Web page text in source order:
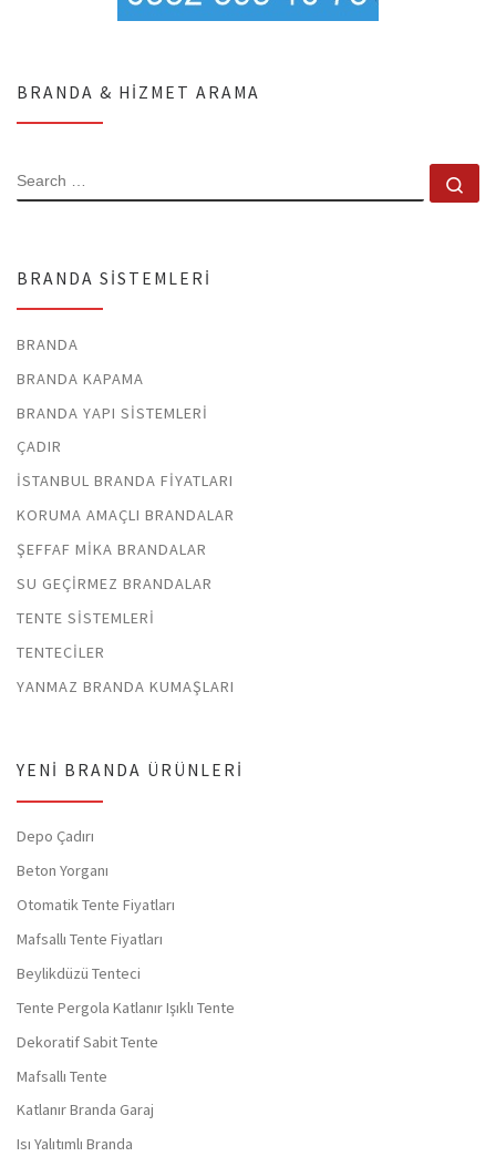
BRANDA & HIZMET ARAMA
SEARCH
BRANDA SISTEMLERI
BRANDA
BRANDA KAPAMA
BRANDA YAPI SISTEMLERI
ÇADIR
İSTANBUL BRANDA FIYATLARI
KORUMA AMAÇLI BRANDALAR
ŞEFFAF MIKA BRANDALAR
SU GEÇIRMEZ BRANDALAR
TENTE SISTEMLERI
TENTECILER
YANMAZ BRANDA KUMAŞLARI
YENI BRANDA ÜRÜNLERI
Depo Çadırı
Beton Yorganı
Otomatik Tente Fiyatları
Mafsallı Tente Fiyatları
Beylikdüzü Tenteci
Tente Pergola Katlanır Işıklı Tente
Dekoratif Sabit Tente
Mafsallı Tente
Katlanır Branda Garaj
Isı Yalıtımlı Branda